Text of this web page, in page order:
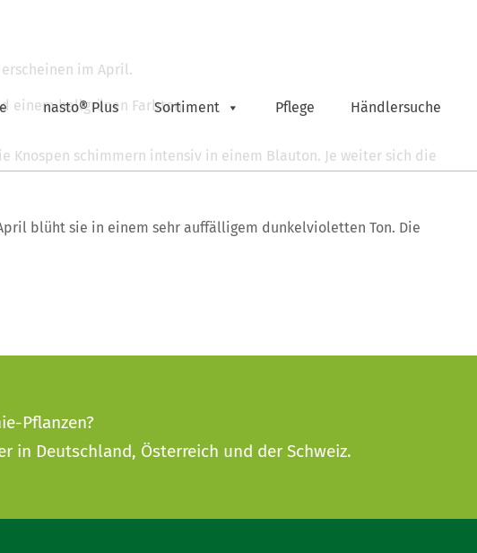
nasto® Plus Sortiment Pflege Händlersuche
erscheinen im April.
einem hellgrünen Farbton.
Knospen schimmern intensiv in einem Blauton. Je weiter sich die
blüht sie in einem sehr auffälligem dunkelvioletten Ton. Die
Pflanzen?
in Deutschland, Österreich und der Schweiz.